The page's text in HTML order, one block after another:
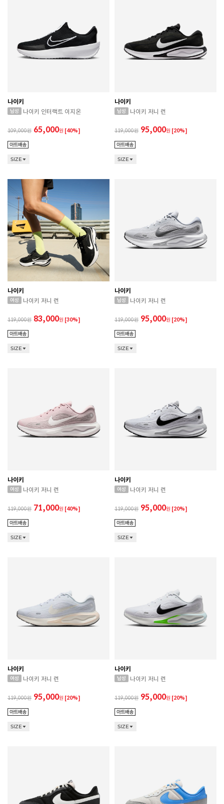
나이키
나이키 인터랙트 이지온
109,000 65,000원 [40%]
SIZE
나이키
나이키 저니 런
119,000 95,000원 [20%]
SIZE
나이키
나이키 저니 런
119,000 83,000원 [30%]
SIZE
나이키
나이키 저니 런
119,000 95,000원 [20%]
SIZE
나이키
나이키 저니 런
119,000 71,000원 [40%]
SIZE
나이키
나이키 저니 런
119,000 95,000원 [20%]
SIZE
나이키
나이키 저니 런
119,000 95,000원 [20%]
SIZE
나이키
나이키 저니 런
119,000 95,000원 [20%]
SIZE